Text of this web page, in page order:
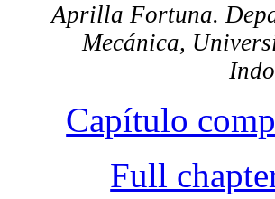
Aprilla Fortuna.
Mecánica,
Capítulo
Full